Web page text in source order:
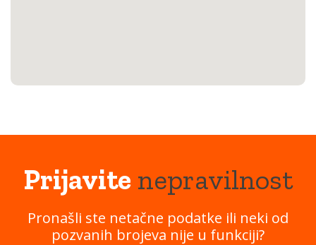
Prijavitenepravilnost
Pronašli ste netačne podatke ili neki od
pozvanih brojeva nije u funkciji?